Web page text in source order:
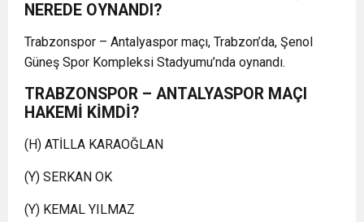
NEREDE OYNANDI?
Trabzonspor – Antalyaspor maçı, Trabzon’da, Şenol
Güneş Spor Kompleksi Stadyumu’nda oynandı.
TRABZONSPOR – ANTALYASPOR MAÇI
HAKEMİ KİMDİ?
(H) ATİLLA KARAOĞLAN
(Y) SERKAN OK
(Y) KEMAL YILMAZ